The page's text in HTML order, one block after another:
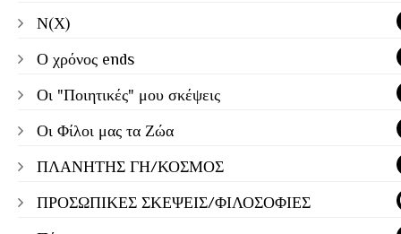
Ν(Χ)
Ο χρόνος ends
Οι "Ποιητικές" μου σκέψεις
Οι Φίλοι μας τα Ζώα
ΠΛΑΝΗΤΗΣ ΓΗ/ΚΟΣΜΟΣ
ΠΡΟΣΩΠΙΚΕΣ ΣΚΕΨΕΙΣ/ΦΙΛΟΣΟΦΙΕΣ